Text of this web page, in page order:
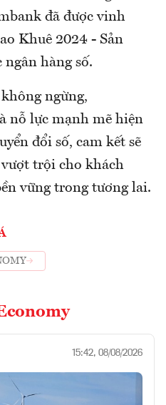
đã được vinh
Khuê 2024 - Sản
hàng số.
ngừng,
nỗ lực mạnh mẽ hiện
đổi số, cam kết sẽ
trội cho khách
vững trong tương lai.
15:42, 08/08/2026